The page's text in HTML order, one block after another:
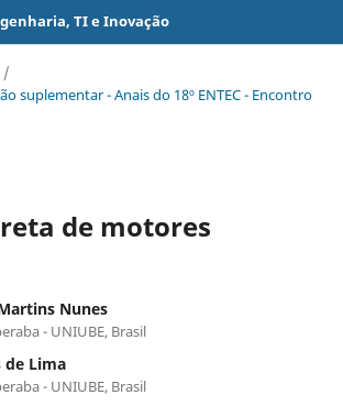
TI e Inovação
/
suplementar - Anais do 18º ENTEC - Encontro
de motores
Nunes
- UNIUBE, Brasil
de Lima
- UNIUBE, Brasil